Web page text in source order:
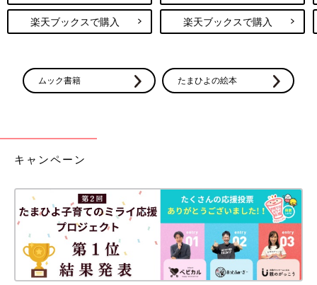
楽天ブックスで購入 楽天ブックスで購入
ムック書籍 たまひよの絵本
キャンペーン